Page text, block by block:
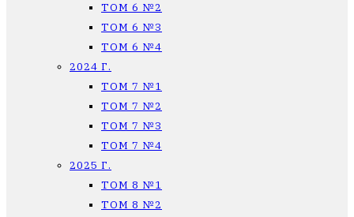
ТОМ 6 №2
ТОМ 6 №3
ТОМ 6 №4
2024 Г.
ТОМ 7 №1
ТОМ 7 №2
ТОМ 7 №3
ТОМ 7 №4
2025 Г.
ТОМ 8 №1
ТОМ 8 №2